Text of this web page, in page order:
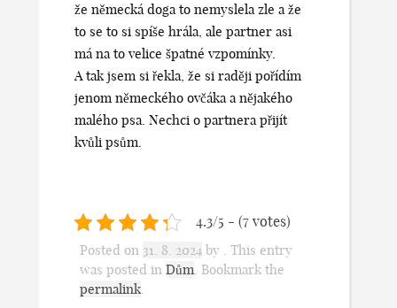
že německá doga to nemyslela zle a že
to se to si spíše hrála, ale partner asi
má na to velice špatné vzpomínky.
A tak jsem si řekla, že si raději pořídím
jenom německého ovčáka a nějakého
malého psa. Nechci o partnera přijít
kvůli psům.
4.3/5 - (7 votes)
Posted on 31. 8. 2024 by . This entry
was posted in Dům. Bookmark the
permalink.